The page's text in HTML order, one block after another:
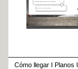
Cómo llegar I Planos I